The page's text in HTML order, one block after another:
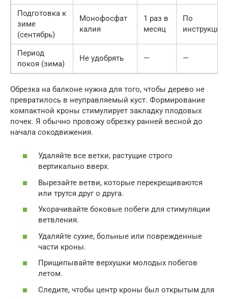
Подготовка к
зиме
(сентябрь)
Монофосфат
калия
1 раз в
месяц
По
инструкции
Период
покоя (зима)
Не удобрять — —
Обрезка на балконе нужна для того, чтобы дерево не
превратилось в неуправляемый куст. Формирование
компактной кроны стимулирует закладку плодовых
почек. Я обычно провожу обрезку ранней весной до
начала сокодвижения.
Удаляйте все ветки, растущие строго
вертикально вверх.
Вырезайте ветви, которые перекрещиваются
или трутся друг о друга.
Укорачивайте боковые побеги для стимуляции
ветвления.
Удаляйте сухие, больные или поврежденные
части кроны.
Прищипывайте верхушки молодых побегов
летом.
Следите, чтобы центр кроны был открытым для